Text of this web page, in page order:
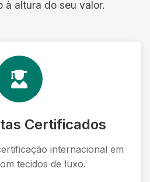
à altura do seu valor.
Certificados
internacional em
tecidos de luxo.